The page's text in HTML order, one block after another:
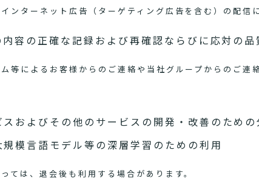
ンターネット広告（ターゲティング広告を含む）の配信
容の正確な記録および再確認ならびに応対の品
等によるお客様からのご連絡や当社グループからのご連
およびその他のサービスの開発・改善のため
模言語モデル等の深層学習のための利用
ては、退会後も利用する場合があります。